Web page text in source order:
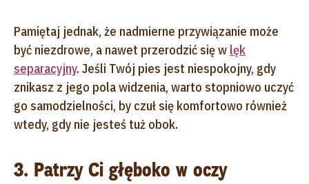
Pamiętaj jednak, że nadmierne przywiązanie może
być niezdrowe, a nawet przerodzić się w lęk
separacyjny. Jeśli Twój pies jest niespokojny, gdy
znikasz z jego pola widzenia, warto stopniowo uczyć
go samodzielności, by czuł się komfortowo również
wtedy, gdy nie jesteś tuż obok.
3. Patrzy Ci głęboko w oczy